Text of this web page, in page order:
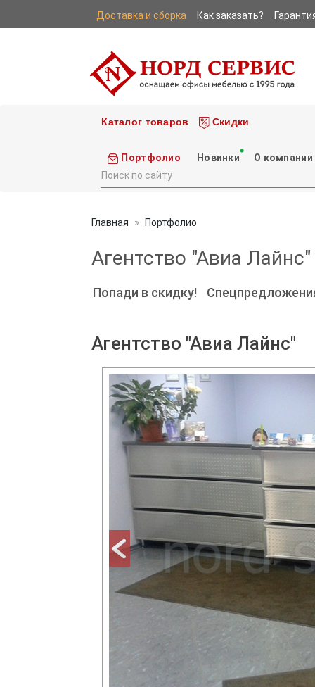
Доставка и сборка Как заказать?
Каталог товаров Скидки
Портфолио Новинки О компании
Главная Портфолио
Агентство "Авиа Лайнс"
Попади в скидку!
Агентство "Авиа Лайнс"
prev